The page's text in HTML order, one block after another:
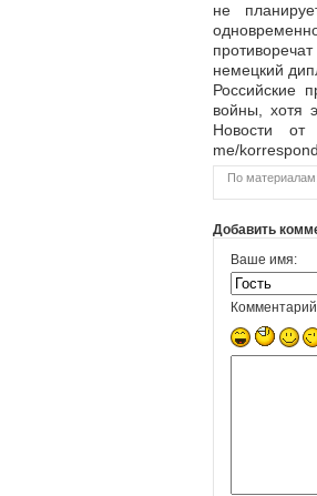
не
немецкий
Российские
войны, хотя
Новости
me/
По материалам:
Добавить
Ваше имя: